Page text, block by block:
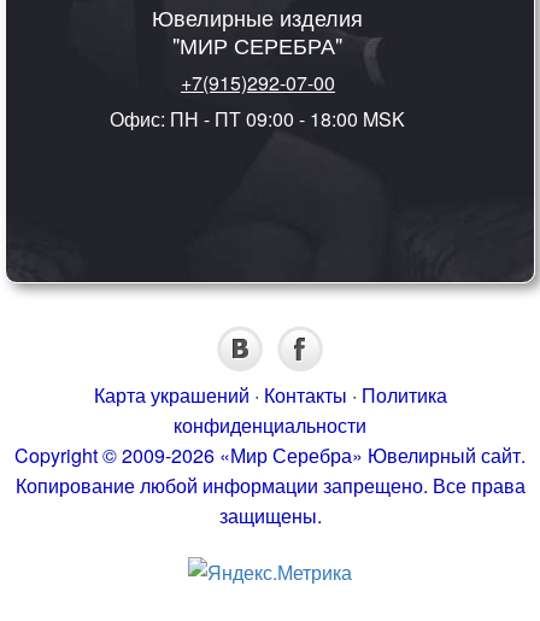
Ювелирные изделия
"МИР СЕРЕБРА"
+7(915)292-07-00
Офис: ПН - ПТ 09:00 - 18:00 MSK
Карта украшений · Контакты · Политика
конфиденциальности
Copyright © 2009-2026 «Мир Серебра» Ювелирный сайт.
Копирование любой информации запрещено. Все права
защищены.